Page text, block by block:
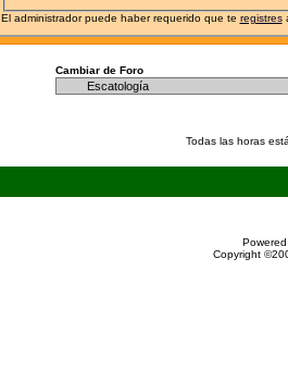
El administrador puede haber requerido que te registres
Cambiar de Foro
Todas las horas
Copyright